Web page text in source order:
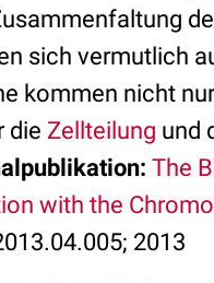
sich vermutlich
kommen nicht
die Zellteilung und
The
with the
2013